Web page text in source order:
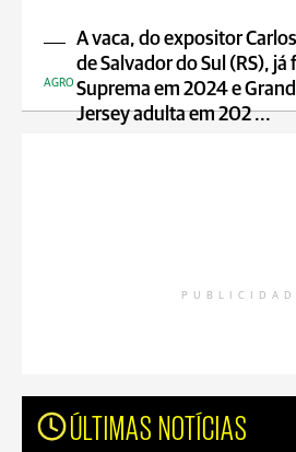
A vaca, do expositor
de Salvador do Sul (RS), já
Suprema em 2024 e
Jersey adulta em 202 ...
AGRO
ÚLTIMAS NOTÍCIAS